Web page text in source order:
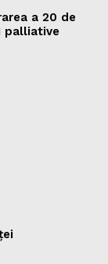
a 20 de
palliative